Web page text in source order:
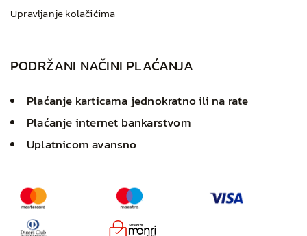
Upravljanje kolačićima
PODRŽANI NAČINI PLAĆANJA
Plaćanje karticama jednokratno ili na rate
Plaćanje internet bankarstvom
Uplatnicom avansno